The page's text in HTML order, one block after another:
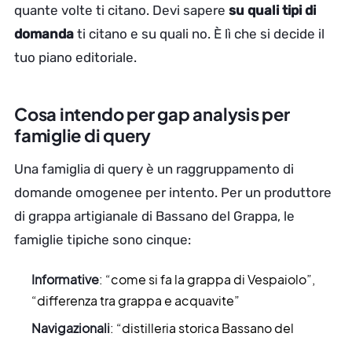
quante volte ti citano. Devi sapere su quali tipi di
domanda ti citano e su quali no. È lì che si decide il
tuo piano editoriale.
Cosa intendo per gap analysis per
famiglie di query
Una famiglia di query è un raggruppamento di
domande omogenee per intento. Per un produttore
di grappa artigianale di Bassano del Grappa, le
famiglie tipiche sono cinque:
Informative: “come si fa la grappa di Vespaiolo”,
“differenza tra grappa e acquavite”
Navigazionali: “distilleria storica Bassano del